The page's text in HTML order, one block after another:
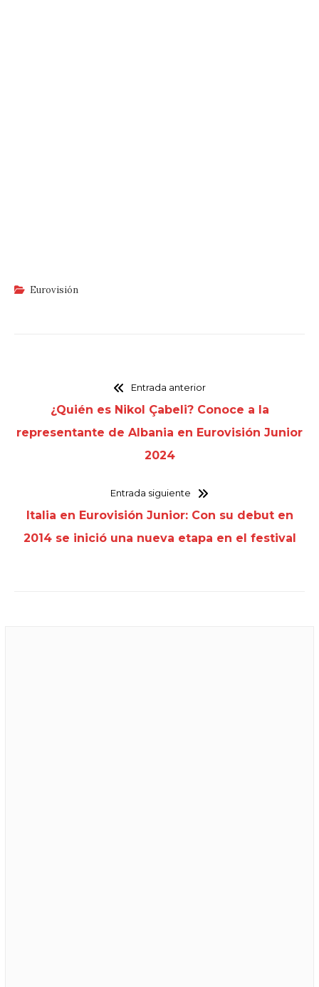
Eurovisión
Entrada anterior
¿Quién es Nikol Çabeli? Conoce a la
representante de Albania en Eurovisión Junior
2024
Entrada siguiente
Italia en Eurovisión Junior: Con su debut en
2014 se inició una nueva etapa en el festival